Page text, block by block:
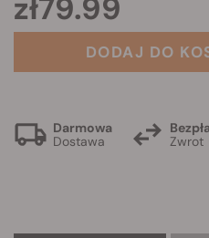
zł79.99
DODAJ DO
Darmowa
Dostawa
Zwrot